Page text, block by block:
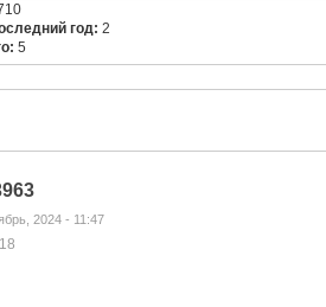
год:2
5
2024 - 11:47